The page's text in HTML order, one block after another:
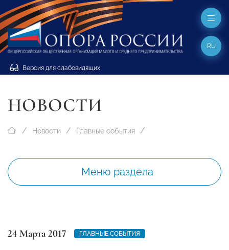
Версия для слабовидящих
RU
НОВОСТИ
Новости Главные события
Меню раздела
24 Марта 2017 ГЛАВНЫЕ СОБЫТИЯ